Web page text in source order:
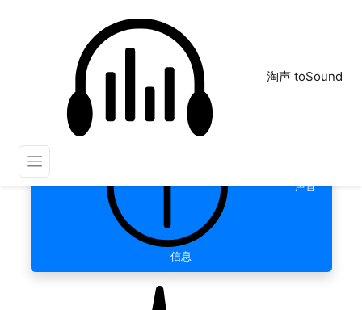
淘声 toSound
声音
信息